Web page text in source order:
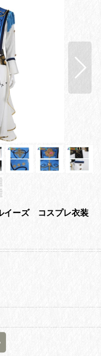
イーズ コスプレ衣装